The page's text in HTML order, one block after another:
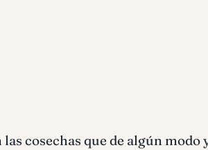
las cosechas que de algún modo